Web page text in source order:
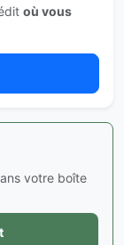
où vous
votre boîte